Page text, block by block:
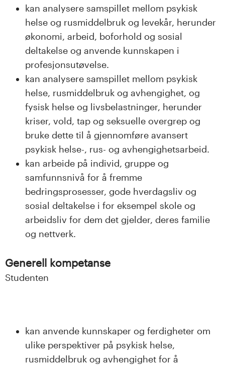
kan analysere samspillet mellom psykisk
helse og rusmiddelbruk og levekår, herunder
økonomi, arbeid, boforhold og sosial
deltakelse og anvende kunnskapen i
profesjonsutøvelse.
kan analysere samspillet mellom psykisk
helse, rusmiddelbruk og avhengighet, og
fysisk helse og livsbelastninger, herunder
kriser, vold, tap og seksuelle overgrep og
bruke dette til å gjennomføre avansert
psykisk helse-, rus- og avhengighetsarbeid.
kan arbeide på individ, gruppe og
samfunnsnivå for å fremme
bedringsprosesser, gode hverdagsliv og
sosial deltakelse i for eksempel skole og
arbeidsliv for dem det gjelder, deres familie
og nettverk.
Generell kompetanse
Studenten
kan anvende kunnskaper og ferdigheter om
ulike perspektiver på psykisk helse,
rusmiddelbruk og avhengighet for å